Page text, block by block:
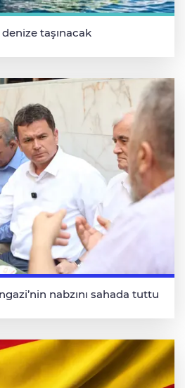
taşınacak
nabzını sahada tuttu